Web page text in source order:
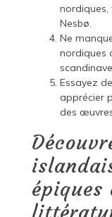
nordiques,
Nesbø.
Ne
nordiques
Essayez
apprécier
des
épiques